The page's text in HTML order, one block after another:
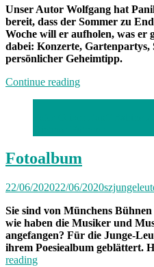
Unser Autor Wolfgang hat
bereit, dass der Sommer zu
Woche will er aufholen, was er
dabei: Konzerte, Gartenpartys,
persönlicher Geheimtipp.
Continue reading„Von
mit
Wolfgang“
Fotoalbum
22/06/202022/06/2020
Sie sind von Münchens
wie haben die Musiker und
angefangen? Für die Junge-
ihrem Poesiealbum geblättert.
reading„Fotoalbum“